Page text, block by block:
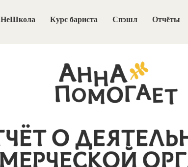
НеШкола Курс бариста Спэшл Отчёты